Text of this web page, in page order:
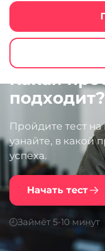
Какая
подходит?
Пройдите тест
узнайте, в какой
успеха.
Начать тест
Займёт 5-10 минут